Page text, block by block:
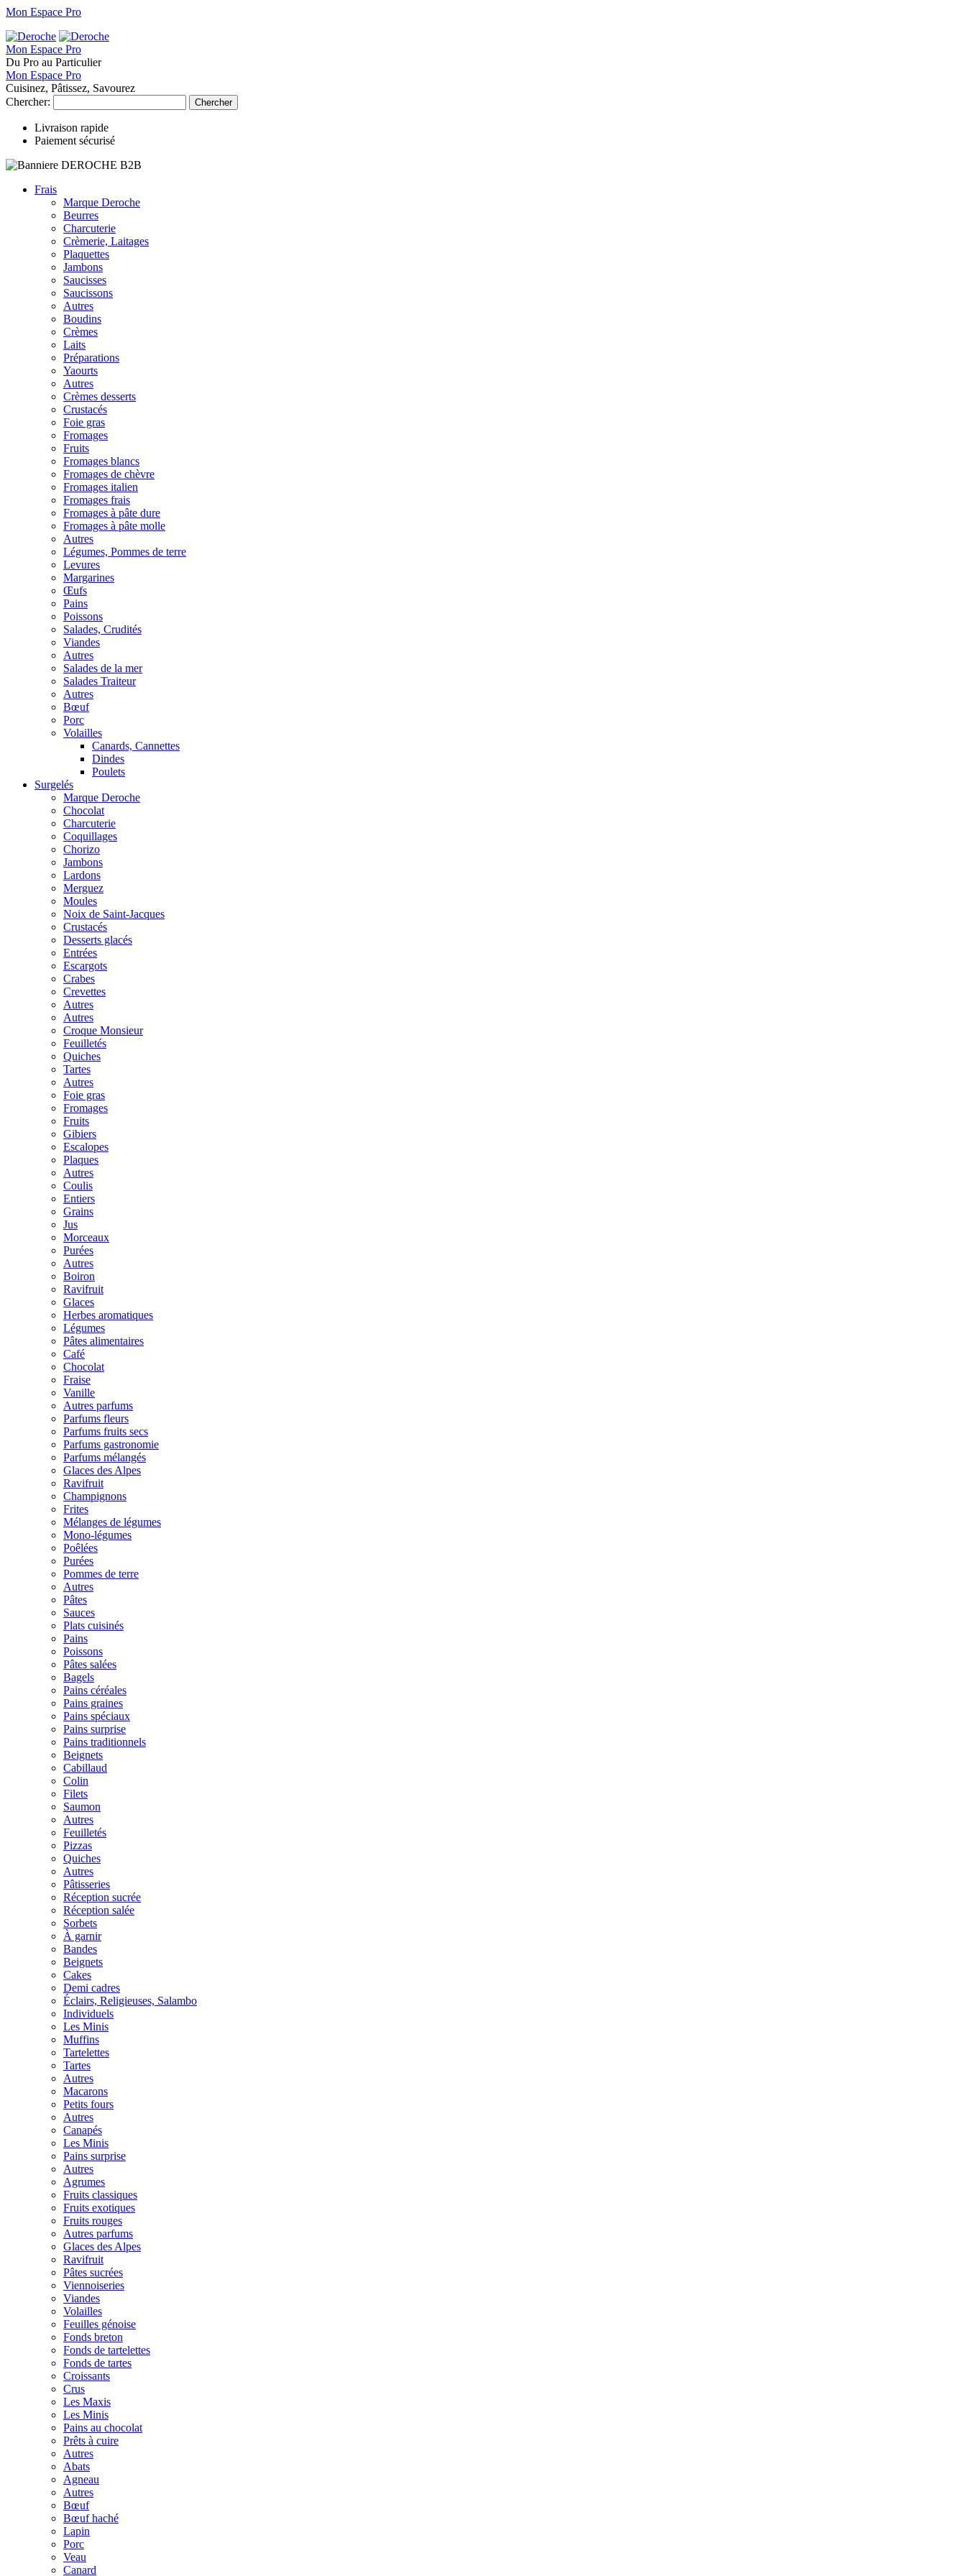
Mon Espace Pro
Mon Espace Pro
Du Pro au Particulier
Mon Espace Pro
Cuisinez, Pâtissez, Savourez
Chercher:
Chercher
Livraison rapide
Paiement sécurisé
Frais
Marque Deroche
Beurres
Charcuterie
Crèmerie, Laitages
Plaquettes
Jambons
Saucisses
Saucissons
Autres
Boudins
Crèmes
Laits
Préparations
Yaourts
Autres
Crèmes desserts
Crustacés
Foie gras
Fromages
Fruits
Fromages blancs
Fromages de chèvre
Fromages italien
Fromages frais
Fromages à pâte dure
Fromages à pâte molle
Autres
Légumes, Pommes de terre
Levures
Margarines
Œufs
Pains
Poissons
Salades, Crudités
Viandes
Autres
Salades de la mer
Salades Traiteur
Autres
Bœuf
Porc
Volailles
Canards, Cannettes
Dindes
Poulets
Surgelés
Marque Deroche
Chocolat
Charcuterie
Coquillages
Chorizo
Jambons
Lardons
Merguez
Moules
Noix de Saint-Jacques
Crustacés
Desserts glacés
Entrées
Escargots
Crabes
Crevettes
Autres
Autres
Croque Monsieur
Feuilletés
Quiches
Tartes
Autres
Foie gras
Fromages
Fruits
Gibiers
Escalopes
Plaques
Autres
Coulis
Entiers
Grains
Jus
Morceaux
Purées
Autres
Boiron
Ravifruit
Glaces
Herbes aromatiques
Légumes
Pâtes alimentaires
Café
Chocolat
Fraise
Vanille
Autres parfums
Parfums fleurs
Parfums fruits secs
Parfums gastronomie
Parfums mélangés
Glaces des Alpes
Ravifruit
Champignons
Frites
Mélanges de légumes
Mono-légumes
Poêlées
Purées
Pommes de terre
Autres
Pâtes
Sauces
Plats cuisinés
Pains
Poissons
Pâtes salées
Bagels
Pains céréales
Pains graines
Pains spéciaux
Pains surprise
Pains traditionnels
Beignets
Cabillaud
Colin
Filets
Saumon
Autres
Feuilletés
Pizzas
Quiches
Autres
Pâtisseries
Réception sucrée
Réception salée
Sorbets
À garnir
Bandes
Beignets
Cakes
Demi cadres
Éclairs, Religieuses, Salambo
Individuels
Les Minis
Muffins
Tartelettes
Tartes
Autres
Macarons
Petits fours
Autres
Canapés
Les Minis
Pains surprise
Autres
Agrumes
Fruits classiques
Fruits exotiques
Fruits rouges
Autres parfums
Glaces des Alpes
Ravifruit
Pâtes sucrées
Viennoiseries
Viandes
Volailles
Feuilles génoise
Fonds breton
Fonds de tartelettes
Fonds de tartes
Croissants
Crus
Les Maxis
Les Minis
Pains au chocolat
Prêts à cuire
Autres
Abats
Agneau
Autres
Bœuf
Bœuf haché
Lapin
Porc
Veau
Canard